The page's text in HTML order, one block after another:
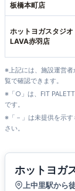
板橋本町店
ホットヨガスタジオ
LAVA赤羽店
※上記には、施設運営
覧で確認できます。
※「○」は、FIT
です。
※「－」は未提供を示
さい。
ホットヨガ
上中里駅から